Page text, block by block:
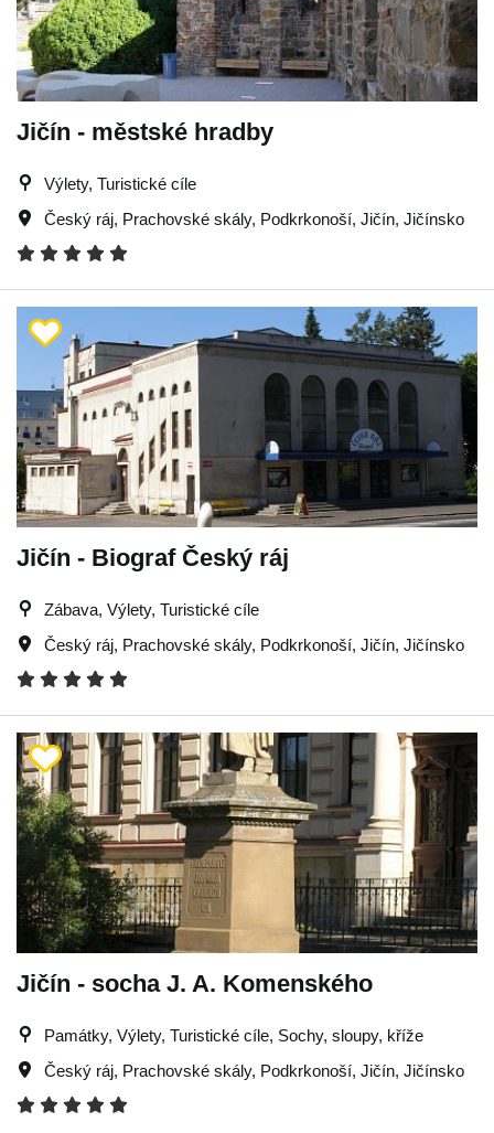
Jičín - městské hradby
Výlety, Turistické cíle
Český ráj, Prachovské skály, Podkrkonoší, Jičín, Jičínsko
Jičín - Biograf Český ráj
Zábava, Výlety, Turistické cíle
Český ráj, Prachovské skály, Podkrkonoší, Jičín, Jičínsko
Jičín - socha J. A. Komenského
Památky, Výlety, Turistické cíle, Sochy, sloupy, kříže
Český ráj, Prachovské skály, Podkrkonoší, Jičín, Jičínsko